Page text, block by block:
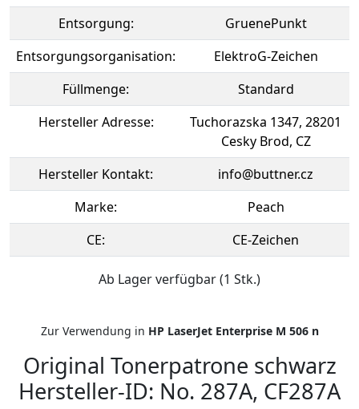
Entsorgung:
GruenePunkt
Entsorgungsorganisation:
ElektroG-Zeichen
Füllmenge:
Standard
Hersteller Adresse:
Tuchorazska 1347, 28201
Cesky Brod, CZ
Hersteller Kontakt:
info@buttner.cz
Marke:
Peach
CE:
CE-Zeichen
Ab Lager verfügbar (1 Stk.)
Zur Verwendung in HP LaserJet Enterprise M 506 n
Original Tonerpatrone schwarz
Hersteller-ID: No. 287A, CF287A